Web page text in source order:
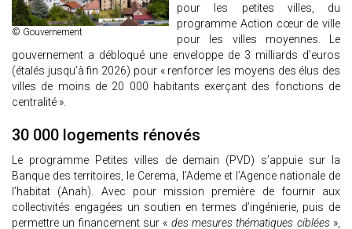
© Gouvernement
pour les petites villes, du
programme Action cœur de ville
pour les villes moyennes. Le
gouvernement a débloqué une enveloppe de 3 milliards d’euros
(étalés jusqu’à fin 2026) pour « renforcer les moyens des élus des
villes de moins de 20 000 habitants exerçant des fonctions de
centralité ».
30 000 logements rénovés
Le programme Petites villes de demain (PVD) s’appuie sur la
Banque des territoires, le Cerema, l’Ademe et l’Agence nationale de
l’habitat (Anah). Avec pour mission première de fournir aux
collectivités engagées un soutien en termes d’ingénierie, puis de
permettre un financement sur « des mesures thématiques ciblées »,